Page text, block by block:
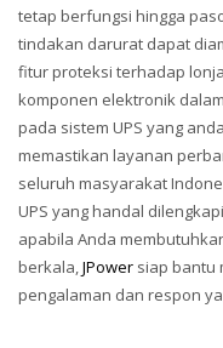
tetap berfungsi hingga
tindakan darurat dapat
fitur proteksi terhadap
komponen elektronik
pada sistem UPS yang
memastikan layanan
seluruh masyarakat
UPS yang handal
apabila Anda
berkala, JPower siap bantu
pengalaman dan respon